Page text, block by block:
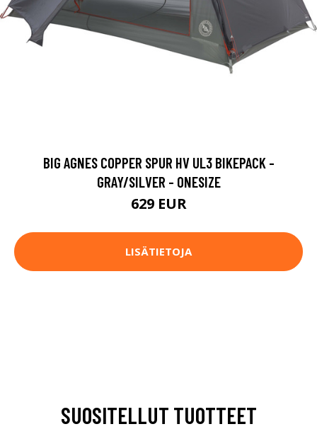
BIG AGNES COPPER SPUR HV UL3 BIKEPACK -
GRAY/SILVER - ONESIZE
629 EUR
LISÄTIETOJA
SUOSITELLUT TUOTTEET